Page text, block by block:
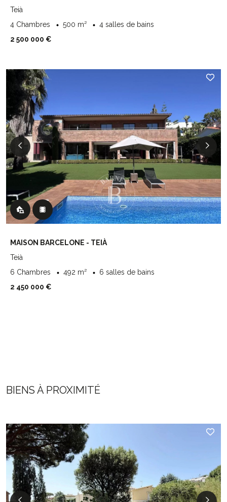
Teià
4 Chambres
500 m²
4 salles de bains
2 500 000 €
MAISON BARCELONE - TEIÀ
Teià
6 Chambres
492 m²
6 salles de bains
2 450 000 €
BIENS À PROXIMITÉ